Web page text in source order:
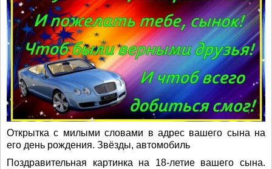
Открытка с милыми словами в адрес вашего сына на
его день рождения. Звёзды, автомобиль
Поздравительная картинка на 18-летие вашего сына.